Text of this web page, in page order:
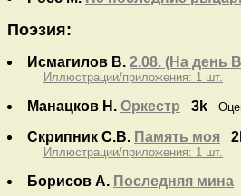
Поэзия:
Исмагилов В. 2.08. (На день
Иллюстрации/приложения: 1 шт.
Манацков Н. Оркестр 3k
Скрипник С.В. Память моя
Иллюстрации/приложения: 1 шт.
Борисов А. Последняя мина